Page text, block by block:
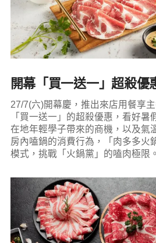
開幕「買一送一」超殺優
27/7(六)開幕慶，推出來店用餐享
「買一送一」的超殺優惠，看好暑
在地年輕學子帶來的商機，以及氣
房內嗑鍋的消費行為，「肉多多火
模式，挑戰「火鍋黨」的嗑肉極限。